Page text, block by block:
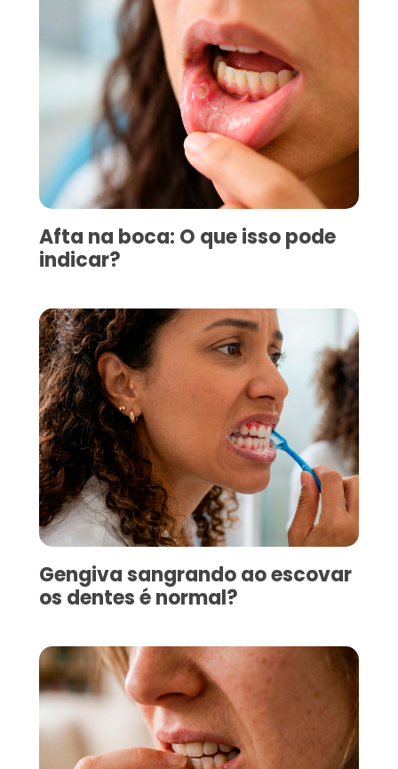
Afta na boca: O que isso pode
indicar?
Gengiva sangrando ao escovar
os dentes é normal?